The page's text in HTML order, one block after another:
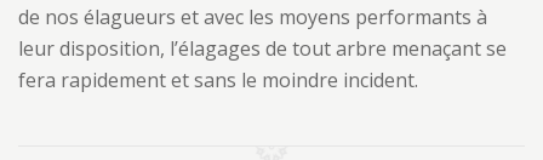
de nos élagueurs et avec les moyens performants à
leur disposition, l’élagages de tout arbre menaçant se
fera rapidement et sans le moindre incident.